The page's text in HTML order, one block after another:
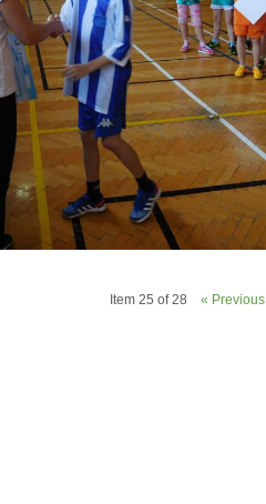
Item 25 of 28 « Previous